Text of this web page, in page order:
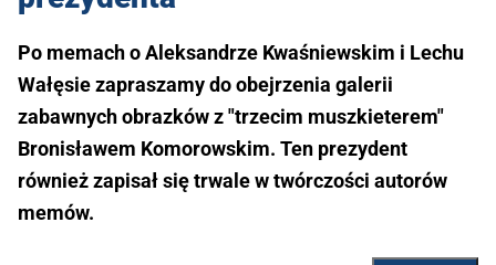
Po memach o Aleksandrze Kwaśniewskim i Lechu
Wałęsie zapraszamy do obejrzenia galerii
zabawnych obrazków z "trzecim muszkieterem"
Bronisławem Komorowskim. Ten prezydent
również zapisał się trwale w twórczości autorów
memów.